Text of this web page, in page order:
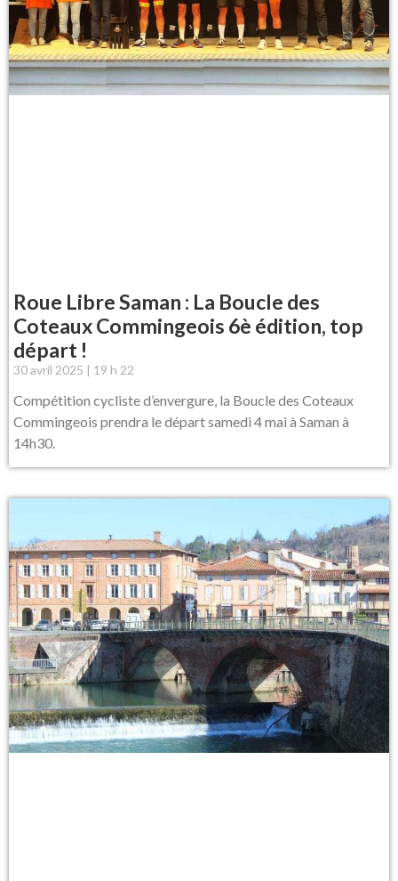
Roue Libre Saman : La Boucle des
Coteaux Commingeois 6è édition, top
départ !
30 avril 2025 19 h 22
Compétition cycliste d’envergure, la Boucle des Coteaux
Commingeois prendra le départ samedi 4 mai à Saman à
14h30.